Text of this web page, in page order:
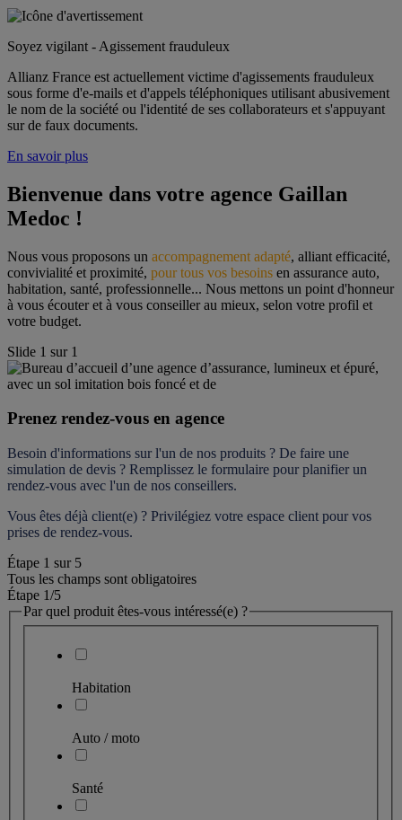
Soyez vigilant - Agissement frauduleux
Allianz France est actuellement victime d'agissements frauduleux
sous forme d'e-mails et d'appels téléphoniques utilisant abusivement
le nom de la société ou l'identité de ses collaborateurs et s'appuyant
sur de faux documents.
En savoir plus
Bienvenue dans votre agence Gaillan
Medoc !
Nous vous proposons un accompagnement adapté, alliant efficacité,
convivialité et proximité, pour tous vos besoins en assurance auto,
habitation, santé, professionnelle... Nous mettons un point d'honneur
à vous écouter et à vous conseiller au mieux, selon votre profil et
votre budget.
Slide 1 sur 1
Prenez rendez-vous en agence
Besoin d'informations sur l'un de nos produits ? De faire une
simulation de devis ? Remplissez le formulaire pour planifier un
rendez-vous avec l'un de nos conseillers.
Vous êtes déjà client(e) ? Privilégiez votre espace client pour vos
prises de rendez-vous.
Étape 1 sur 5
Tous les champs sont obligatoires
Étape 1/5
Par quel produit êtes-vous intéressé(e) ?
Habitation
Auto / moto
Santé